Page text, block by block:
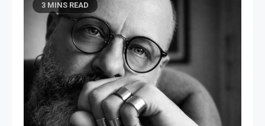
3 MINS READ